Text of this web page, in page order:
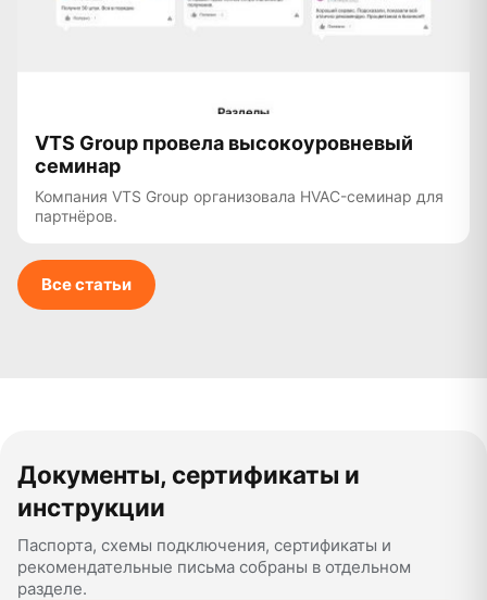
VTS Group провела высокоуровневый
семинар
Компания VTS Group организовала HVAC-семинар для
партнёров.
Все статьи
Документы, сертификаты и
инструкции
Паспорта, схемы подключения, сертификаты и
рекомендательные письма собраны в отдельном
разделе.